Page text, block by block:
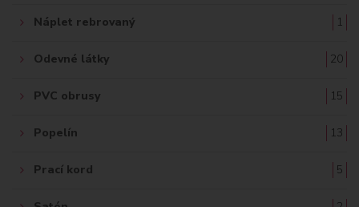
Náplet rebrovaný 1
Odevné látky 20
PVC obrusy 15
Popelín 13
Prací kord 5